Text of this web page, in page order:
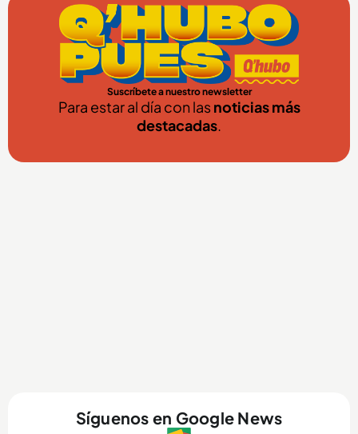
Suscríbete a nuestro newsletter
Para estar al día con lasnoticias más
destacadas.
Síguenos en Google News